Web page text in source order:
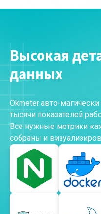
Высокая
данных
Okmeter авто-
тысячи показателей
Все нужные метрики
собраны и